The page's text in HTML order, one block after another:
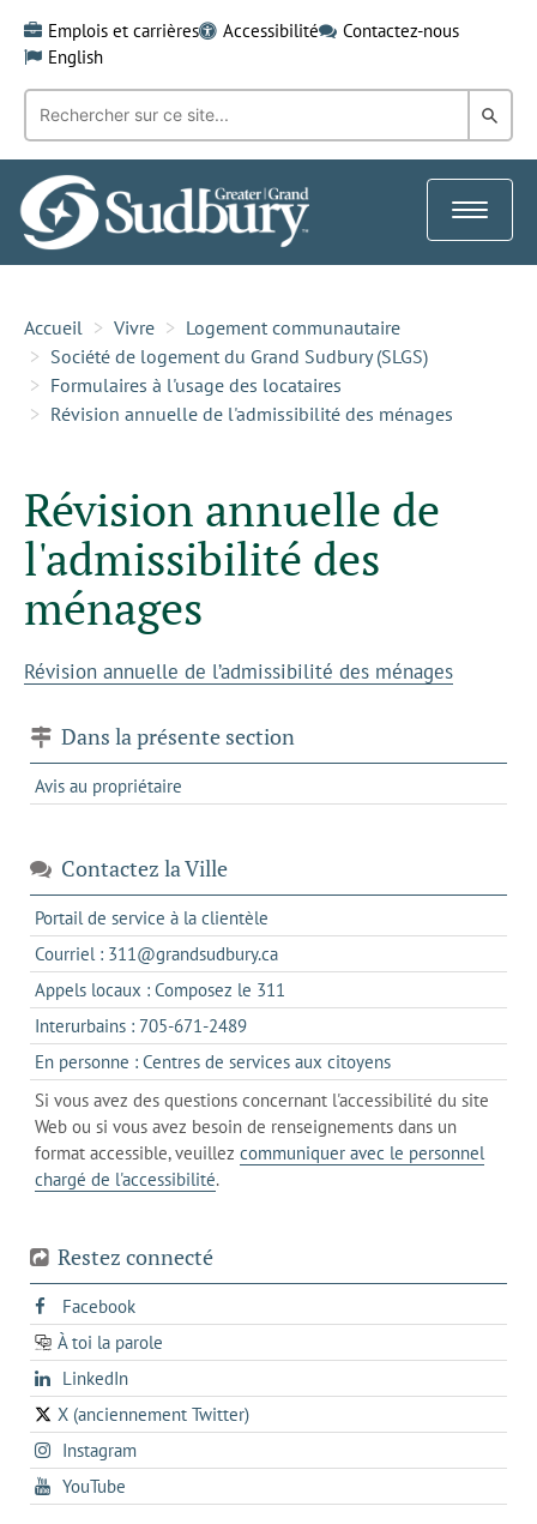
content
Emplois et carrières Accessibilité
Contactez-nous
English
Recherche
mot-
clé:
dans
Toggle
Accueil Vivre
Logement communautaire
Société de logement du Grand Sudbury (SLGS)
Formulaires à l'usage des locataires
Révision annuelle de l'admissibilité des ménages
Révision annuelle de
l'admissibilité des
ménages
Révision annuelle de l’admissibilité des ménages
Dans la présente section
Avis au propriétaire
Contactez la Ville
Portail de service à la clientèle
dans
un
nouvel
Courriel : 311@grandsudbury.cas'ouvre
dans
votre
de
messagerie
Appels locaux : Composez le 311
dans
un
client
de
votre
téléphone
Interurbains : 705-671-2489s'ouvre
dans
un
client
de
votre
En personne : Centres de services aux citoyenss'ouvre
dans
l'onglet
actuel
Si vous avez des questions concernant l'accessibilité du site
Web ou si vous avez besoin de renseignements dans un
format accessible, veuillez communiquer avec le personnel
chargé de l'accessibilité.
Restez connecté
Facebooks'ouvre
dans
un
onglet
À toi la parole
opens
in
a
new
tab
LinkedInopens
in
a
new
X (anciennement Twitter)
s'ouvre
dans
un
nouvel
Instagrams'ouvre
dans
un
YouTube
dans